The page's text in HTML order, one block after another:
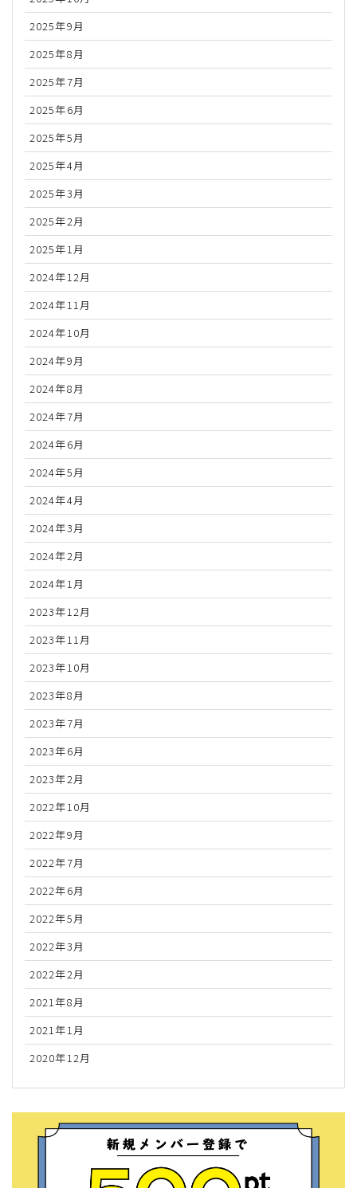
2025年9月
2025年8月
2025年7月
2025年6月
2025年5月
2025年4月
2025年3月
2025年2月
2025年1月
2024年12月
2024年11月
2024年10月
2024年9月
2024年8月
2024年7月
2024年6月
2024年5月
2024年4月
2024年3月
2024年2月
2024年1月
2023年12月
2023年11月
2023年10月
2023年8月
2023年7月
2023年6月
2023年2月
2022年10月
2022年9月
2022年7月
2022年6月
2022年5月
2022年3月
2022年2月
2021年8月
2021年1月
2020年12月